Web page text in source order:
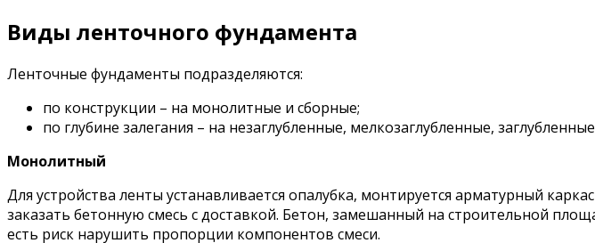
Виды ленточного фундамента
Ленточные фундаменты подразделяются:
по конструкции – на монолитные и сборные;
по глубине залегания – на незаглубленные, мелкозаглубленные,
Монолитный
Для устройства ленты устанавливается опалубка, монтируется арматурный
заказать бетонную смесь с доставкой. Бетон, замешанный на строительной
есть риск нарушить пропорции компонентов смеси.